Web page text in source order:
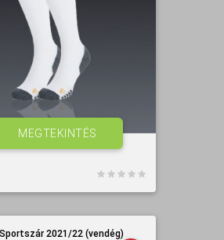
MEGTEKINTÉS
2021/22 (vendég)